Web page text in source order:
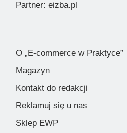
Partner: eizba.pl
O „E-commerce w Praktyce”
Magazyn
Kontakt do redakcji
Reklamuj się u nas
Sklep EWP